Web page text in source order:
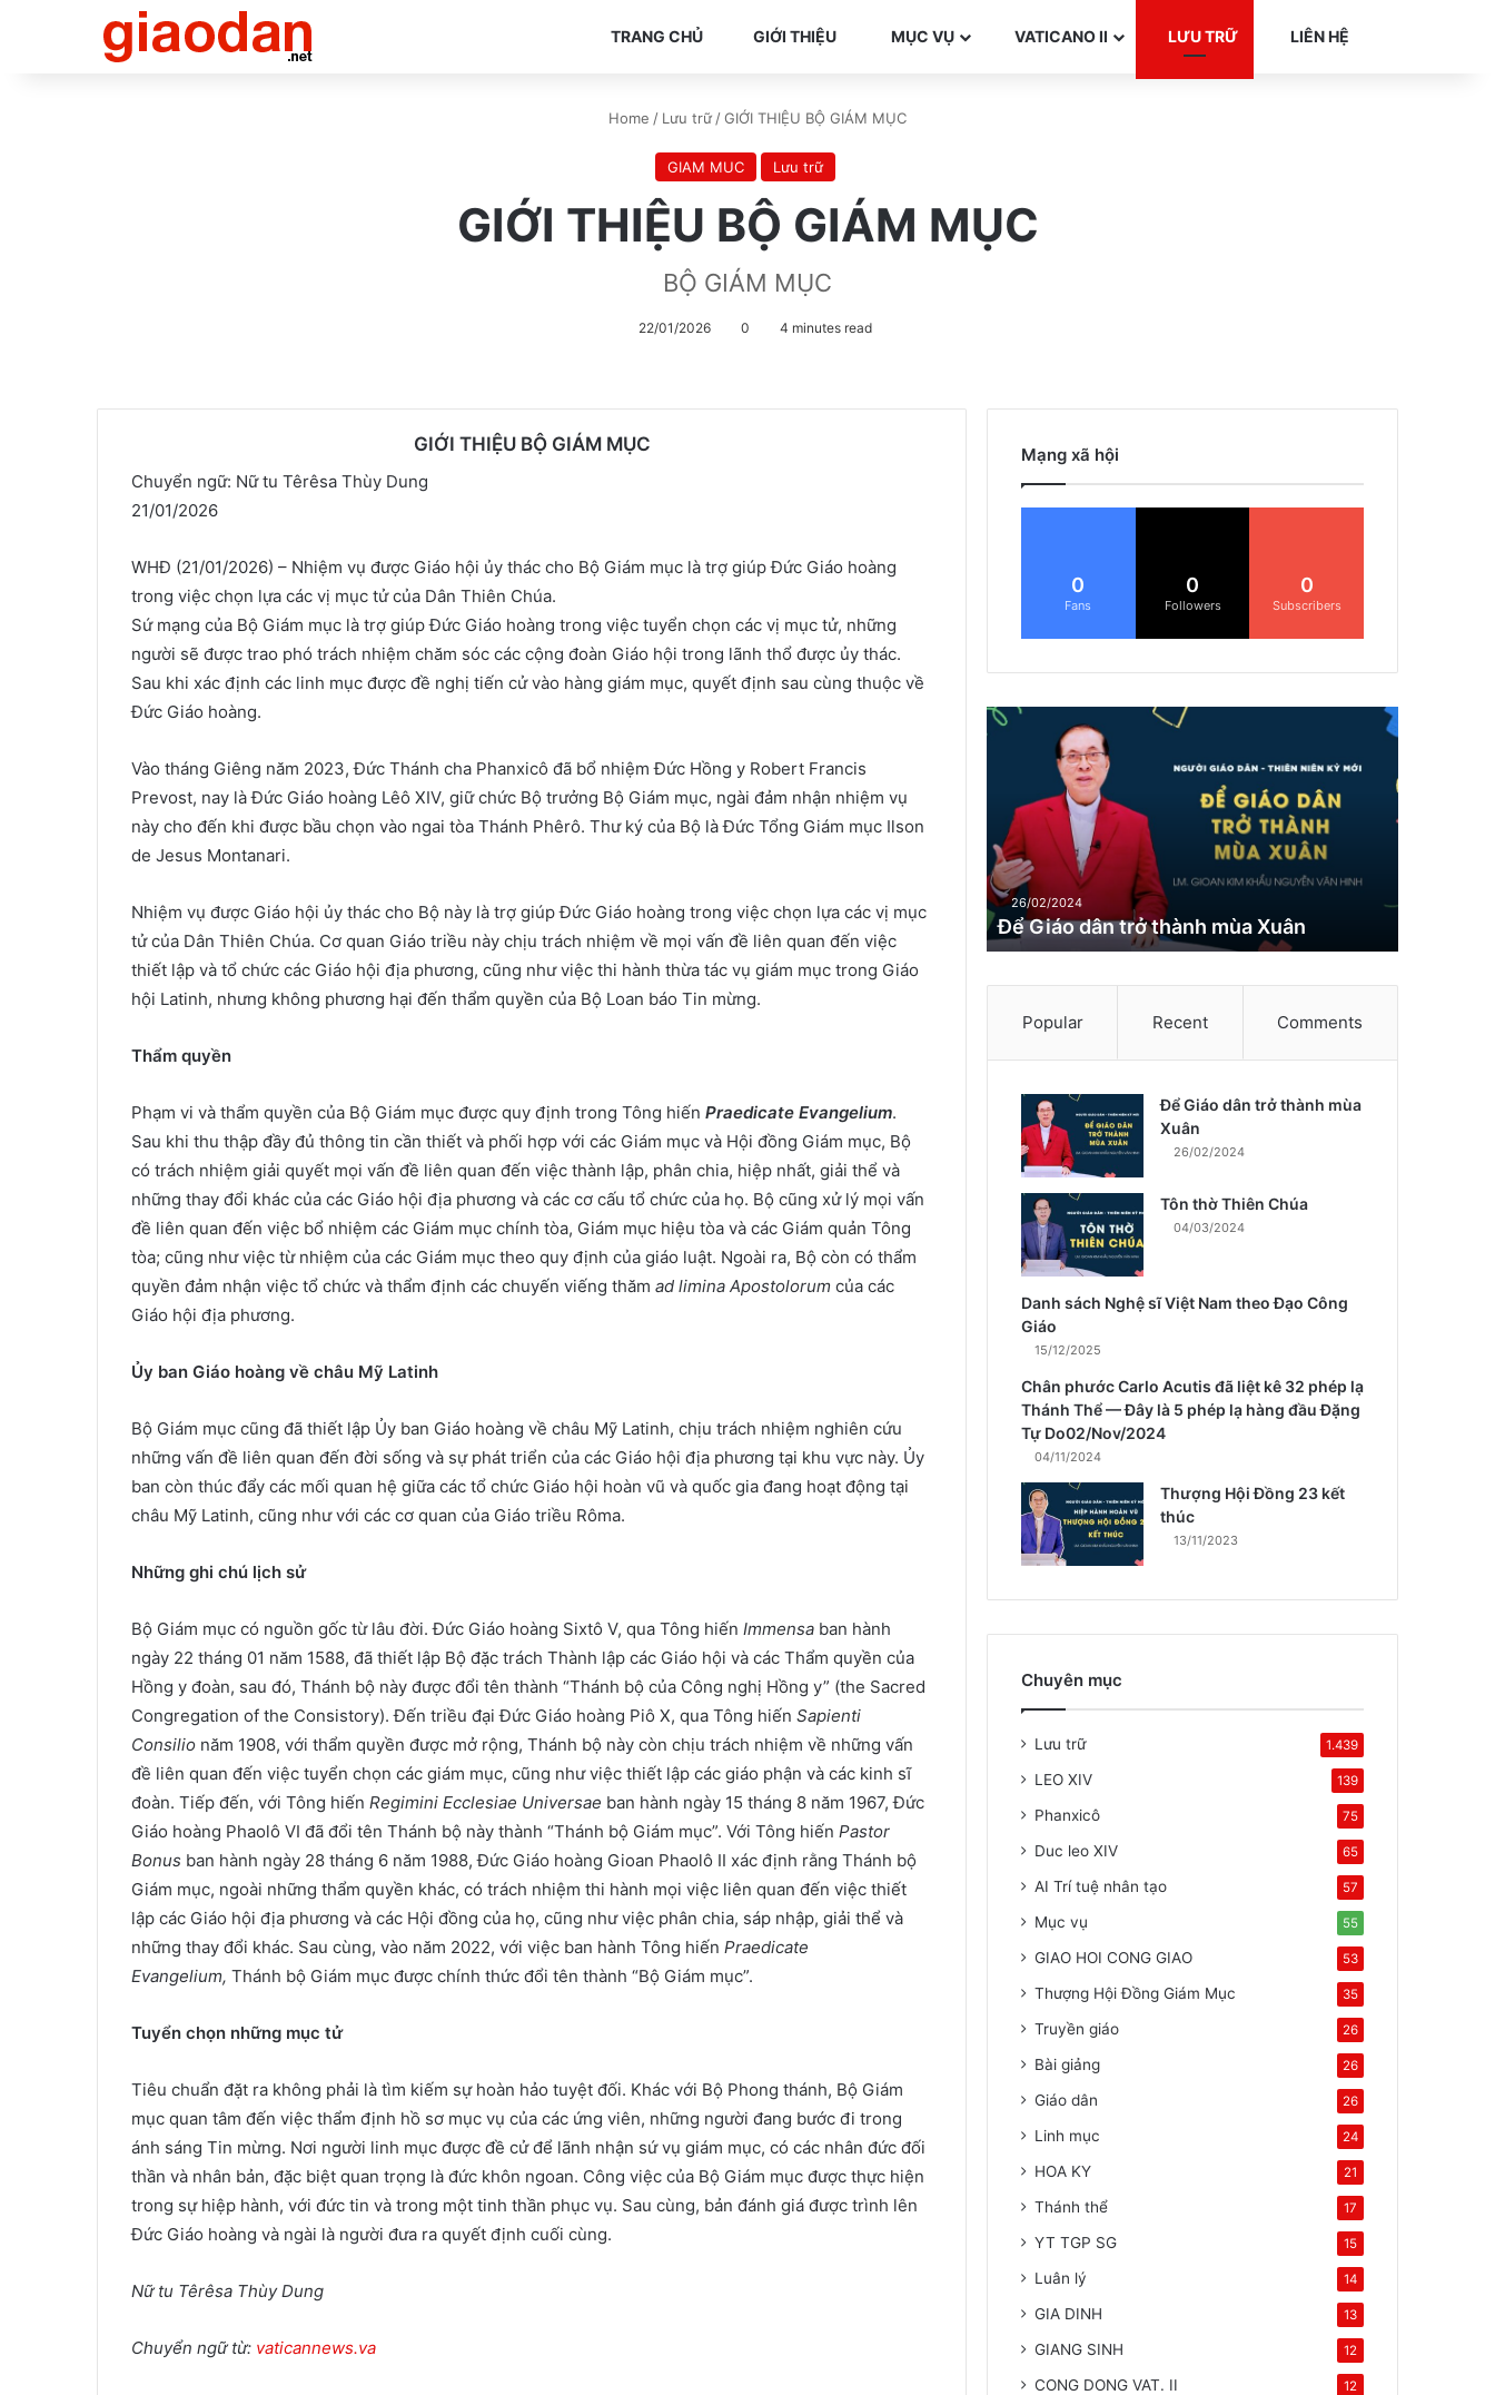
TRANG CHỦ GIỚI THIỆU MỤC VỤ VATICANO II LƯU TRỮ LIÊN HỆ
Home / Lưu trữ / GIỚI THIỆU BỘ GIÁM MỤC
GIAM MUC Lưu trữ
GIỚI THIỆU BỘ GIÁM MỤC
BỘ GIÁM MỤC
22/01/2026 0 4 minutes read
GIỚI THIỆU BỘ GIÁM MỤC
Chuyển ngữ: Nữ tu Têrêsa Thùy Dung
21/01/2026
WHĐ (21/01/2026) – Nhiệm vụ được Giáo hội ủy thác cho Bộ Giám mục là trợ giúp Đức Giáo hoàng
trong việc chọn lựa các vị mục tử của Dân Thiên Chúa.
Sứ mạng của Bộ Giám mục là trợ giúp Đức Giáo hoàng trong việc tuyển chọn các vị mục tử, những
người sẽ được trao phó trách nhiệm chăm sóc các cộng đoàn Giáo hội trong lãnh thổ được ủy thác.
Sau khi xác định các linh mục được đề nghị tiến cử vào hàng giám mục, quyết định sau cùng thuộc về
Đức Giáo hoàng.
Vào tháng Giêng năm 2023, Đức Thánh cha Phanxicô đã bổ nhiệm Đức Hồng y Robert Francis
Prevost, nay là Đức Giáo hoàng Lêô XIV, giữ chức Bộ trưởng Bộ Giám mục, ngài đảm nhận nhiệm vụ
này cho đến khi được bầu chọn vào ngai tòa Thánh Phêrô. Thư ký của Bộ là Đức Tổng Giám mục Ilson
de Jesus Montanari.
Nhiệm vụ được Giáo hội ủy thác cho Bộ này là trợ giúp Đức Giáo hoàng trong việc chọn lựa các vị mục
tử của Dân Thiên Chúa. Cơ quan Giáo triều này chịu trách nhiệm về mọi vấn đề liên quan đến việc
thiết lập và tổ chức các Giáo hội địa phương, cũng như việc thi hành thừa tác vụ giám mục trong Giáo
hội Latinh, nhưng không phương hại đến thẩm quyền của Bộ Loan báo Tin mừng.
Thẩm quyền
Phạm vi và thẩm quyền của Bộ Giám mục được quy định trong Tông hiến Praedicate Evangelium.
Sau khi thu thập đầy đủ thông tin cần thiết và phối hợp với các Giám mục và Hội đồng Giám mục, Bộ
có trách nhiệm giải quyết mọi vấn đề liên quan đến việc thành lập, phân chia, hiệp nhất, giải thể và
những thay đổi khác của các Giáo hội địa phương và các cơ cấu tổ chức của họ. Bộ cũng xử lý mọi vấn
đề liên quan đến việc bổ nhiệm các Giám mục chính tòa, Giám mục hiệu tòa và các Giám quản Tông
tòa; cũng như việc từ nhiệm của các Giám mục theo quy định của giáo luật. Ngoài ra, Bộ còn có thẩm
quyền đảm nhận việc tổ chức và thẩm định các chuyến viếng thăm ad limina Apostolorum của các
Giáo hội địa phương.
Ủy ban Giáo hoàng về châu Mỹ Latinh
Bộ Giám mục cũng đã thiết lập Ủy ban Giáo hoàng về châu Mỹ Latinh, chịu trách nhiệm nghiên cứu
những vấn đề liên quan đến đời sống và sự phát triển của các Giáo hội địa phương tại khu vực này. Ủy
ban còn thúc đẩy các mối quan hệ giữa các tổ chức Giáo hội hoàn vũ và quốc gia đang hoạt động tại
châu Mỹ Latinh, cũng như với các cơ quan của Giáo triều Rôma.
Những ghi chú lịch sử
Bộ Giám mục có nguồn gốc từ lâu đời. Đức Giáo hoàng Sixtô V, qua Tông hiến Immensa ban hành
ngày 22 tháng 01 năm 1588, đã thiết lập Bộ đặc trách Thành lập các Giáo hội và các Thẩm quyền của
Hồng y đoàn, sau đó, Thánh bộ này được đổi tên thành “Thánh bộ của Công nghị Hồng y” (the Sacred
Congregation of the Consistory). Đến triều đại Đức Giáo hoàng Piô X, qua Tông hiến Sapienti
Consilio năm 1908, với thẩm quyền được mở rộng, Thánh bộ này còn chịu trách nhiệm về những vấn
đề liên quan đến việc tuyển chọn các giám mục, cũng như việc thiết lập các giáo phận và các kinh sĩ
đoàn. Tiếp đến, với Tông hiến Regimini Ecclesiae Universae ban hành ngày 15 tháng 8 năm 1967, Đức
Giáo hoàng Phaolô VI đã đổi tên Thánh bộ này thành “Thánh bộ Giám mục”. Với Tông hiến Pastor
Bonus ban hành ngày 28 tháng 6 năm 1988, Đức Giáo hoàng Gioan Phaolô II xác định rằng Thánh bộ
Giám mục, ngoài những thẩm quyền khác, có trách nhiệm thi hành mọi việc liên quan đến việc thiết
lập các Giáo hội địa phương và các Hội đồng của họ, cũng như việc phân chia, sáp nhập, giải thể và
những thay đổi khác. Sau cùng, vào năm 2022, với việc ban hành Tông hiến Praedicate
Evangelium, Thánh bộ Giám mục được chính thức đổi tên thành “Bộ Giám mục”.
Tuyển chọn những mục tử
Tiêu chuẩn đặt ra không phải là tìm kiếm sự hoàn hảo tuyệt đối. Khác với Bộ Phong thánh, Bộ Giám
mục quan tâm đến việc thẩm định hồ sơ mục vụ của các ứng viên, những người đang bước đi trong
ánh sáng Tin mừng. Nơi người linh mục được đề cử để lãnh nhận sứ vụ giám mục, có các nhân đức đối
thần và nhân bản, đặc biệt quan trọng là đức khôn ngoan. Công việc của Bộ Giám mục được thực hiện
trong sự hiệp hành, với đức tin và trong một tinh thần phục vụ. Sau cùng, bản đánh giá được trình lên
Đức Giáo hoàng và ngài là người đưa ra quyết định cuối cùng.
Nữ tu Têrêsa Thùy Dung
Chuyển ngữ từ: vaticannews.va
Mạng xã hội
0
Fans
0
Followers
0
Subscribers
Đ
ể
d
â
n
t
r
26/02/2024
Để Giáo dân trở thành mùa Xuân
Popular Recent Comments
Để Giáo dân trở thành mùa
Xuân
26/02/2024
Tôn thờ Thiên Chúa
04/03/2024
Danh sách Nghệ sĩ Việt Nam theo Đạo Công
Giáo
15/12/2025
Chân phước Carlo Acutis đã liệt kê 32 phép lạ
Thánh Thể — Đây là 5 phép lạ hàng đầu Đặng
Tự Do02/Nov/2024
04/11/2024
Thượng Hội Đồng 23 kết
thúc
13/11/2023
Chuyên mục
Lưu trữ 1.439
LEO XIV 139
Phanxicô 75
Duc leo XIV 65
AI Trí tuệ nhân tạo 57
Mục vụ 55
GIAO HOI CONG GIAO 53
Thượng Hội Đồng Giám Mục 35
Truyền giáo 26
Bài giảng 26
Giáo dân 26
Linh mục 24
HOA KY 21
Thánh thể 17
YT TGP SG 15
Luân lý 14
GIA DINH 13
GIANG SINH 12
CONG DONG VAT. II 12